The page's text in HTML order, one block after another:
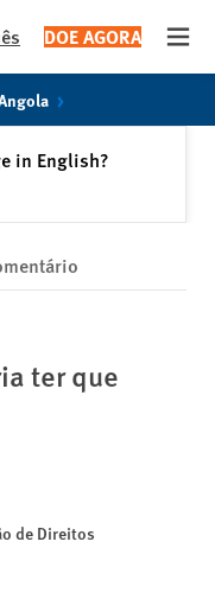
DOE AGORA
in English?
ter que
de Direitos